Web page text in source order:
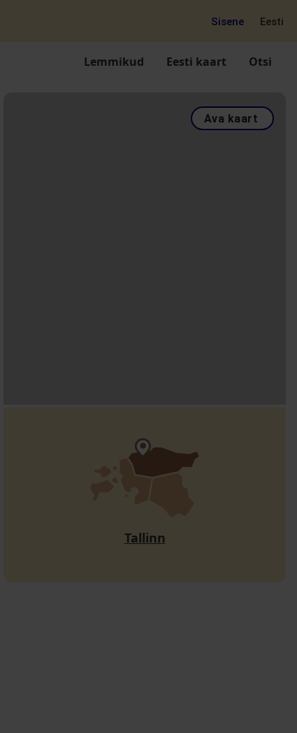
Sisene Eesti
Lemmikud Eesti kaart Otsi
Ava kaart
Tallinn